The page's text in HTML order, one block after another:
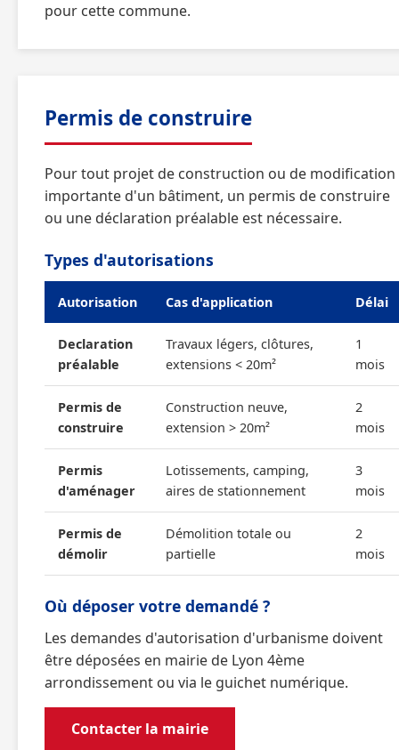
pour cette commune.
Permis de construire
Pour tout projet de construction ou de modification
importante d'un bâtiment, un permis de construire
ou une déclaration préalable est nécessaire.
Types d'autorisations
Autorisation Cas d'application Délai
Declaration
préalable
Travaux légers, clôtures,
extensions < 20m²
1
mois
Permis de
construire
Construction neuve,
extension > 20m²
2
mois
Permis
d'aménager
Lotissements, camping,
aires de stationnement
3
mois
Permis de
démolir
Démolition totale ou
partielle
2
mois
Où déposer votre demandé ?
Les demandes d'autorisation d'urbanisme doivent
être déposées en mairie de Lyon 4ème
arrondissement ou via le guichet numérique.
Contacter la mairie